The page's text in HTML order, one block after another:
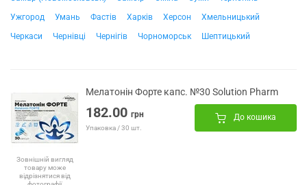
Ужгород
Умань Фастів Харків Херсон
Хмельницький
Черкаси
Чернівці Чернігів Чорноморськ Шептицький
Зовнішній вигляд
товару може
відрізнятися від
Мелатонін Форте капс. №30 Solution Pharm
182.00 грн
Упаковка / 30 шт.
До кошика